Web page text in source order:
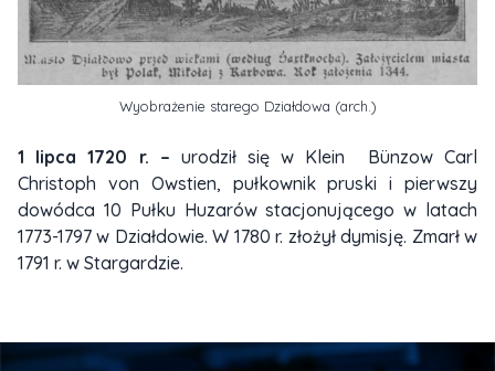
Wyobrażenie starego Działdowa (arch.)
1 lipca 1720 r. – urodził się w Klein Bünzow Carl
Christoph von Owstien, pułkownik pruski i pierwszy
dowódca 10 Pułku Huzarów stacjonującego w latach
1773-1797 w Działdowie. W 1780 r. złożył dymisję. Zmarł w
1791 r. w Stargardzie.